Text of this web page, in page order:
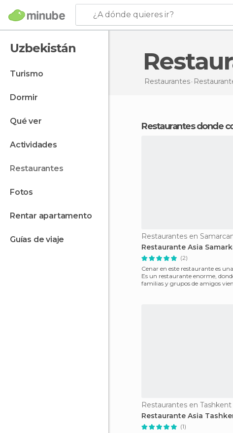
¿A dónde quieres ir?
Uzbekistán
turismo
dormir
qué ver
actividades
restaurantes
fotos
rentar apartamento
guías de viaje
Restaurantes
Restaurantes donde
Restaurantes en
Restaurante Asia
(2)
Cenar en este restaurante es
Es un restaurante enorme,
familias y grupos de amigos
Restaurantes en Tashkent
Restaurante Asia
(1)